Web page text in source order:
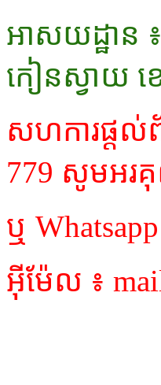
អាសយដ្ឋាន
កៀនស្វាយ ខ
សហការផ្តល់
779 សូមអរ
ឬ
អ៊ីម៉ែល ៖